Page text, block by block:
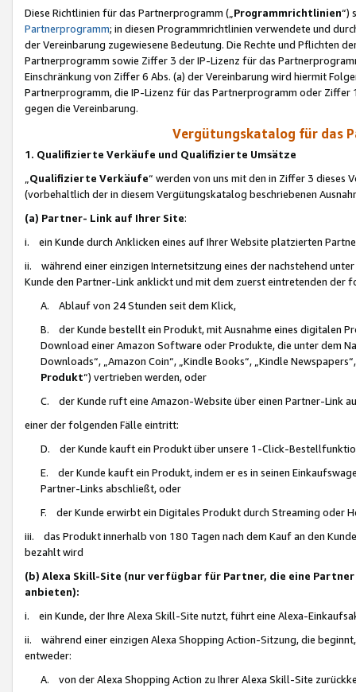
Diese Richtlinien für das Partnerprogramm („Programmrichtlinien“)
Partnerprogramm; in diesen Programmrichtlinien verwendete und
der Vereinbarung zugewiesene Bedeutung. Die Rechte und Pflichten
Partnerprogramm sowie Ziffer 3 der IP-Lizenz für das
Einschränkung von Ziffer 6 Abs. (a) der Vereinbarung wird hiermit
Partnerprogramm, die IP-Lizenz für das Partnerprogramm oder
gegen die Vereinbarung.
Vergütungskatalog für das
1. Qualifizierte Verkäufe und Qualifizierte Umsätze
Qualifizierte Verkäufe“ werden von uns mit den in Ziffer 3
(vorbehaltlich der in diesem Vergütungskatalog beschriebenen
(a) Partner- Link auf Ihrer Site:
i. ein Kunde durch Anklicken eines auf Ihrer Website platzierten
ii. während einer einzigen Internetsitzung eines der nachstehend
Kunde den Partner-Link anklickt und mit dem zuerst eintretenden der
A. Ablauf von 24 Stunden seit dem Klick,
B. der Kunde bestellt ein Produkt, mit Ausnahme eines digitalen
Download einer Amazon Software oder Produkte, die unter dem
Downloads“, „Amazon Coin“, „Kindle Books“, „Kindle
Produkt“) vertrieben werden, oder
C. der Kunde ruft eine Amazon-Website über einen Partner-Link
einer der folgenden Fälle eintritt:
D. der Kunde kauft ein Produkt über unsere 1-Click-
E. der Kunde kauft ein Produkt, indem er es in seinen
Partner-Links abschließt, oder
F. der Kunde erwirbt ein Digitales Produkt durch Streaming oder
iii. das Produkt innerhalb von 180 Tagen nach dem Kauf an den
bezahlt wird
(b) Alexa Skill-Site (nur verfügbar für Partner, die eine
anbieten):
i. ein Kunde, der Ihre Alexa Skill-Site nutzt, führt eine Alexa-
ii. während einer einzigen Alexa Shopping Action-Sitzung, die
entweder:
A. von der Alexa Shopping Action zu Ihrer Alexa Skill-Site